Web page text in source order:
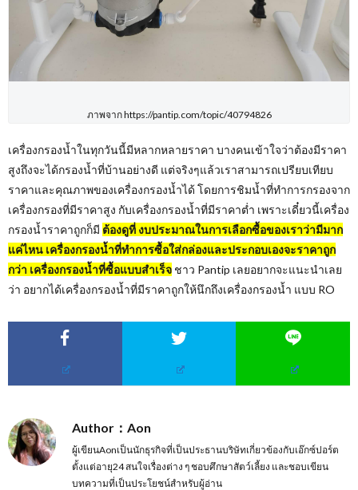
ภาพจาก https://pantip.com/topic/40794826
เครื่องกรองน้ำในทุกวันนี้มีหลากหลายราคา บางคนเข้าใจว่าต้องมีราคา
สูงถึงจะได้กรองน้ำที่บ้านอย่างดี แต่จริงๆแล้วเราสามารถเปรียบเทียบ
ราคาและคุณภาพของเครื่องกรองน้ำได้ โดยการชิมน้ำที่ทำการกรองจาก
เครื่องกรองที่มีราคาสูง กับเครื่องกรองน้ำที่มีราคาต่ำ เพราะเดี๋ยวนี้เครื่อง
กรองน้ำราคาถูกก็มี ต้องดูที่ งบประมาณในการเลือกซื้อของเราว่ามีมาก
แค่ไหน เครื่องกรองน้ำที่ทำการซื้อใส่กล่องและประกอบเองจะราคาถูก
กว่า เครื่องกรองน้ำที่ซื้อแบบสำเร็จ ชาว Pantip เลยอยากจะแนะนำเลย
ว่า อยากได้เครื่องกรองน้ำที่มีราคาถูกให้นึกถึงเครื่องกรองน้ำ แบบ RO
Author：Aon
ผู้เขียนAonเป็นนักธุรกิจที่เป็นประธานบริษัทเกี่ยวข้องกับเอ๊กซ์ปอร์ต
ตั้งแต่อายุ24 สนใจเรื่องต่าง ๆ ชอบศึกษาสัตว์เลี้ยง และชอบเขียน
บทความที่เป็นประโยชน์สำหรับผู้อ่าน